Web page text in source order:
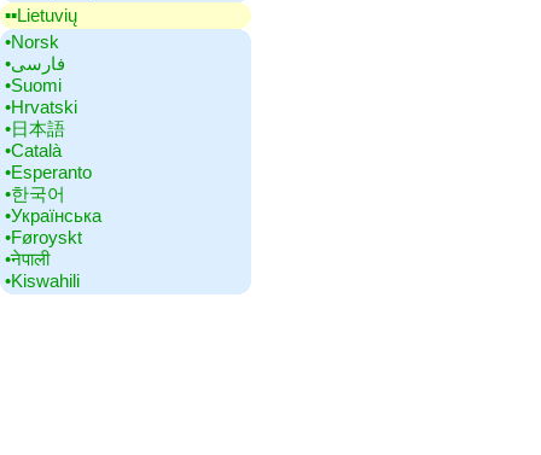
▪▪‎Lietuvių
•‎Norsk
•‎فارسی
•‎Suomi
•‎Hrvatski
•‎日本語
•‎Català
•‎Esperanto
•‎한국어
•‎Українська
•‎Føroyskt
•‎नेपाली
•‎Kiswahili